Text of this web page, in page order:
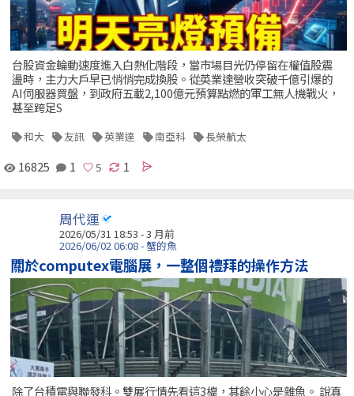
台股資金輪動速度進入白熱化階段，當市場目光仍停留在權值股震
盪時，主力大戶早已悄悄完成換股。從英業達營收突破千億引爆的
AI伺服器買盤，到政府五載2,100億元預算點燃的軍工無人機戰火，
甚至跨足S
和大 友訊 英業達 南亞科 長榮航太
16825 1 1
周代運
2026/05/31 18:53 - 3 月前
2026/06/02 06:08 - 蟹的魚
關於computex電腦展，一整個禮拜的操作方法
除了台積電與聯發科。雙展行情先看這3檔，其餘小心是雜魚。 說真